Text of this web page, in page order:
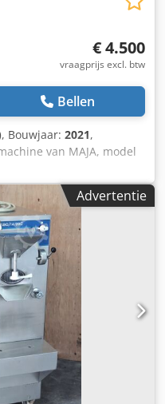
€ 4.500
vraagprijs excl. btw
Bellen
, Bouwjaar: 2021,
van MAJA, model
visindustrie,
De
en ontworpen
Credpfx
Advertentie